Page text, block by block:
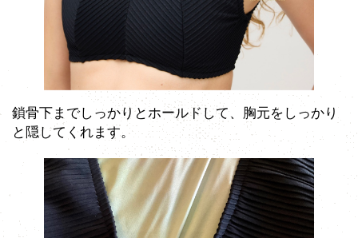
鎖骨下までしっかりとホールドして、胸元をしっかり
と隠してくれます。